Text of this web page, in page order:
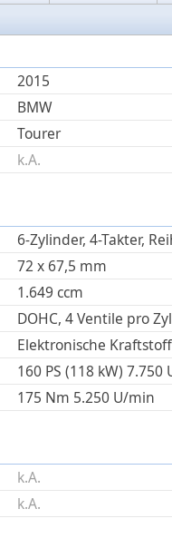
2015
BMW
Tourer
k.A.
6-Zylinder, 4-Takter,
72 x 67,5 mm
1.649 ccm
DOHC, 4 Ventile pro
Elektronische
160 PS (118 kW) 7.750
175 Nm 5.250 U/min
k.A.
k.A.